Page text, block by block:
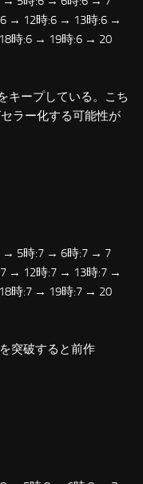
→ 12時:6 → 13時:6 →
時:6 → 19時:6 → 20
キープしている。こち
ラー化する可能性が
→ 5時:7 → 6時:7 → 7
→ 12時:7 → 13時:7 →
時:7 → 19時:7 → 20
突破すると前作